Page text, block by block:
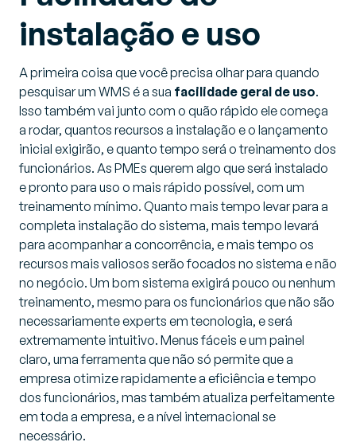
instalação e uso
A primeira coisa que você precisa olhar para quando
pesquisar um WMS é a sua facilidade geral de uso.
Isso também vai junto com o quão rápido ele começa
a rodar, quantos recursos a instalação e o lançamento
inicial exigirão, e quanto tempo será o treinamento dos
funcionários. As PMEs querem algo que será instalado
e pronto para uso o mais rápido possível, com um
treinamento mínimo. Quanto mais tempo levar para a
completa instalação do sistema, mais tempo levará
para acompanhar a concorrência, e mais tempo os
recursos mais valiosos serão focados no sistema e não
no negócio. Um bom sistema exigirá pouco ou nenhum
treinamento, mesmo para os funcionários que não são
necessariamente experts em tecnologia, e será
extremamente intuitivo. Menus fáceis e um painel
claro, uma ferramenta que não só permite que a
empresa otimize rapidamente a eficiência e tempo
dos funcionários, mas também atualiza perfeitamente
em toda a empresa, e a nível internacional se
necessário.